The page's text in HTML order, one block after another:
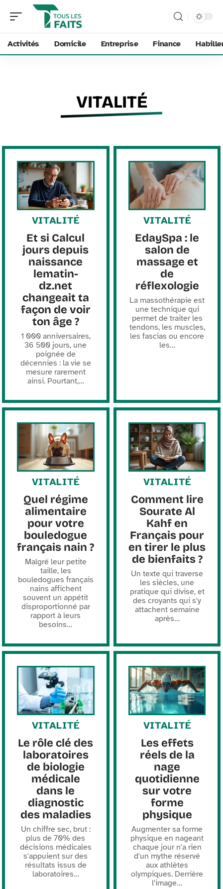
Activités Domicile Entreprise Finance
VITALITÉ
VITALITÉ
Et si Calcul
jours depuis
naissance
lematin-
dz.net
changeait ta
façon de voir
ton âge ?
1 000 anniversaires,
36 500 jours, une
poignée de
décennies : la vie se
mesure rarement
ainsi. Pourtant,…
VITALITÉ
EdaySpa : le
salon de
massage et
de
réflexologie
La massothérapie est
une technique qui
permet de traiter les
tendons, les muscles,
les fascias ou encore
les…
VITALITÉ
Quel régime
alimentaire
pour votre
bouledogue
français nain ?
Malgré leur petite
taille, les
bouledogues français
nains affichent
souvent un appétit
disproportionné par
rapport à leurs
besoins…
VITALITÉ
Comment lire
Sourate Al
Kahf en
Français pour
en tirer le plus
de bienfaits ?
Un texte qui traverse
les siècles, une
pratique qui divise, et
des croyants qui s'y
attachent semaine
après…
VITALITÉ
Le rôle clé des
laboratoires
de biologie
médicale
dans le
diagnostic
des maladies
Un chiffre sec, brut :
plus de 70% des
décisions médicales
s'appuient sur des
résultats issus de
laboratoires…
VITALITÉ
Les effets
réels de la
nage
quotidienne
sur votre
forme
physique
Augmenter sa forme
physique en nageant
chaque jour n'a rien
d'un mythe réservé
aux athlètes
olympiques. Derrière
l'image…